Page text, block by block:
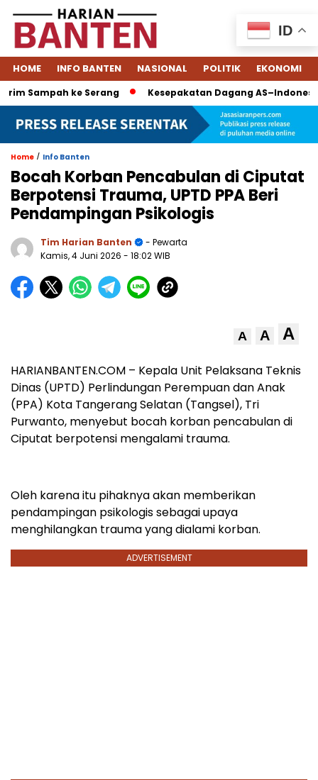
HOME INFO BANTEN NASIONAL POLITIK EKONOMI
Sampah ke Serang Kesepakatan Dagang AS–Indonesia:
Home / Info Banten
Bocah Korban Pencabulan di Ciputat
Berpotensi Trauma, UPTD PPA Beri
Pendampingan Psikologis
Tim Harian Banten
- Pewarta
Kamis, 4 Juni 2026 - 18:02 WIB
A A A
HARIANBANTEN.COM – Kepala Unit Pelaksana Teknis
Dinas (UPTD) Perlindungan Perempuan dan Anak
(PPA) Kota Tangerang Selatan (Tangsel), Tri
Purwanto, menyebut bocah korban pencabulan di
Ciputat berpotensi mengalami trauma.
Oleh karena itu pihaknya akan memberikan
pendampingan psikologis sebagai upaya
menghilangkan trauma yang dialami korban.
ADVERTISEMENT
ID